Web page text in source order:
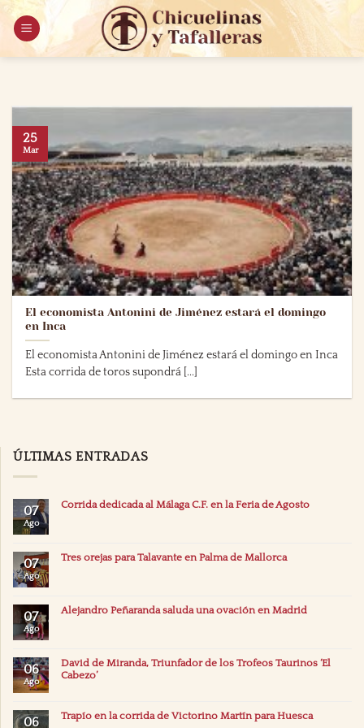
Saltar
contenido
El economista Antonini de Jiménez estará el domingo
en Inca
El economista Antonini de Jiménez estará el domingo en Inca
Esta corrida de toros supondrá [...]
25
Mar
ÚLTIMAS ENTRADAS
07
Ago
Corrida dedicada al Málaga C.F. en la Feria de Agosto
07
Ago
Tres orejas para Talavante en Palma de Mallorca
07
Ago
Alejandro Peñaranda saluda una ovación en Madrid
06
Ago
David de Miranda, Triunfador de los Trofeos Taurinos ‘El
Cabezo’
06 Trapío en la corrida de Victorino Martín para Huesca